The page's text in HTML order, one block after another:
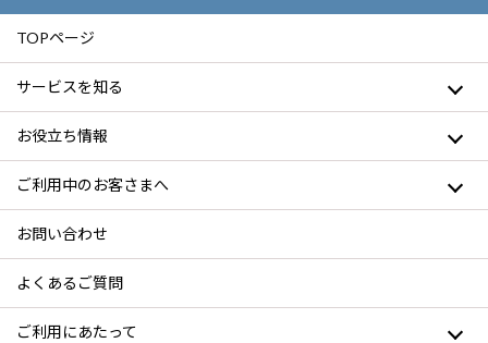
TOPページ
サービスを知る
お役立ち情報
ご利用中のお客さまへ
お問い合わせ
よくあるご質問
ご利用にあたって